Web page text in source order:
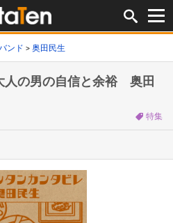
ンド 奥田民生
の男の自信と余裕 奥田
特集